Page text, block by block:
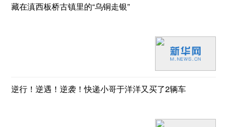
藏在滇西板桥古镇里的“乌铜走银”
逆行！逆遇！逆袭！快递小哥于洋洋又买了2辆车